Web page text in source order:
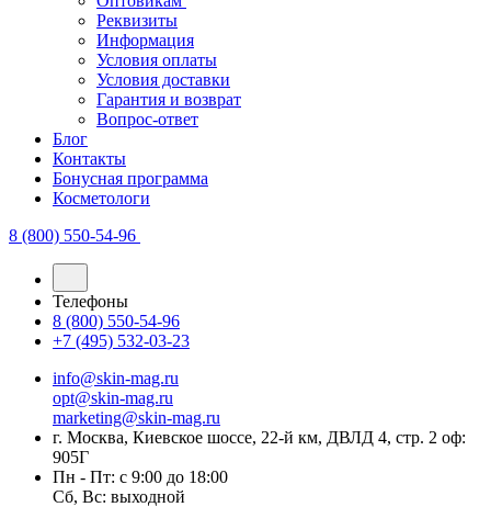
Реквизиты
Информация
Условия оплаты
Условия доставки
Гарантия и возврат
Вопрос-ответ
Блог
Контакты
Бонусная программа
Косметологи
8 (800) 550-54-96
Телефоны
8 (800) 550-54-96
+7 (495) 532-03-23
info@skin-mag.ru
opt@skin-mag.ru
marketing@skin-mag.ru
г. Москва, Киевское шоссе, 22-й км, ДВЛД 4, стр. 2 оф:
905Г
Пн - Пт: с 9:00 до 18:00
Сб, Вс: выходной